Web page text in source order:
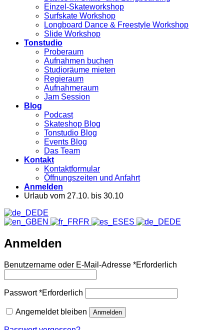
Einzel-Skateworkshop
Surfskate Workshop
Longboard Dance & Freestyle Workshop
Slide Workshop
Tonstudio
Proberaum
Aufnahmen buchen
Studioräume mieten
Regieraum
Aufnahmeraum
Jam Session
Blog
Podcast
Skateshop Blog
Tonstudio Blog
Events Blog
Das Team
Kontakt
Kontaktformular
Öffnungszeiten und Anfahrt
Anmelden
Urlaub vom 27.10. bis 30.10
DE
EN
FR ES DE
Anmelden
Benutzername oder E-Mail-Adresse *Erforderlich
Passwort*Erforderlich
Angemeldet bleiben Anmelden